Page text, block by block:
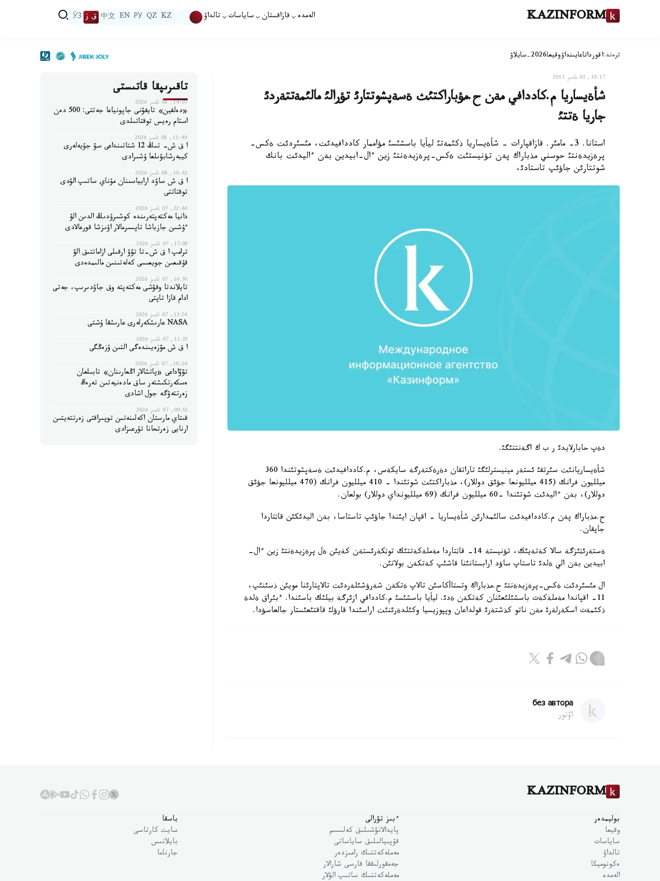
KAZINFORM الەمدە قازاقستان ساياسات تالداۋ KZ
QZ
РУ
EN
中文 ق ز ЎЗ
ترەند:اقورداتاعايىنداۋوقيعا2026-سايلاۋ
10:17, 03 مامىر 2011
شأةيساريا م.كاددافي مةن ح.مؤباراكتئث ةسةپشوتتارئ تؤرالئ مالئمةتتةردئ
جاريا ةتتئ
استانا. 3- مامئر. قازاقپارات - شأةيساريا ذكئمةتئ ليأيا باسشئسئ مؤاممار كاددافيدئث، مئسئردئث ةكس-
پرةزيدةنتئ حوسني مذباراك پةن تؤنيستئث ةكس-پرةزيدةنتئ زين ءال-ابيدين بةن ءاليدئث بانك
شوتتارئن جاؤئپ تاستادئ،
دةپ حابارلايدئ ر ب ك اگةنتتئگئ.
شأةيساريانئث سئرتقئ ئستةر مينيسترلئگئ تاراتقان دةرةكتةرگة سايكةس، م.كاددافيدئث ةسةپشوتئندا 360
ميلليون فرانك (415 ميلليونعا جؤئق دوللار)، مذباراكتئث شوتئندا - 410 ميلليون فرانك (470 ميلليونعا جؤئق
دوللار)، بةن ءاليدئث شوتئندا -60 ميلليون فرانك (69 ميلليونداي دوللار) بولعان.
ح.مذباراك پةن م.كاددافيدئث سالئمدارئن شأةيساريا - اقپان ايئندا جاؤئپ تاستاسا، بةن اليدئكئن قاثتاردا
جاپقان.
ةستةرئثئزگة سالا كةتةيئك، تؤنيستة 14- قاثتاردا مةملةكةتتئك توثكةرئستةن كةيئن ةل پرةزيدةنتئ زين ءال-
ابيدين بةن الي ةلدئ تاستاپ ساؤد ارابستانئنا قاشئپ كةتكةن بولاتئن.
ال مئسئردئث ةكس-پرةزيدةنتئ ح.مذباراك وتستاأكاسئن تالاپ ةتكةن شةرؤشئلةردئث تالاپتارئنا مويئن ذسئنئپ،
11- اقپاندا مةملةكةت باسشئلئعئنان كةتكةن ةدئ. ليأيا باسشئسئ م.كاددافي ازئرگة بيلئك باسئندا. ءبئراق ةلدة
ذكئمةت اسكةرلةرئ مةن ناتو كذشتةرئ قولداعان وپپوزيسيا وكئلدةرئنئث اراسئندا قارؤلئ قاقتئعئستار جالعاسؤدا.
без автора
اۆتور
تاقىرىپقا قاتىستى
14:07, 08 تامىز 2026
«دەلفين» تايفۋنى جاپونياعا جەتتى: 500 دەن
استام رەيس توقتاتىلدى
11:40, 08 تامىز 2026
ا ق ش- تىڭ 12 شتاتىنداعى سۋ جۇيەلەرى
كيبەرشابۋىلعا ۇشىرادى
10:42, 08 تامىز 2026
ا ق ش ساۋد ارابياسىنان مۇناي ساتىپ الۋدى
توقتاتتى
22:46, 07 تامىز 2026
دانيا مەكتەپتەرىندە كوشىرۋدىڭ الدىن الۋ
ءۇشىن جازباشا تاپسىرمالار اۋىزشا قورعالادى
17:08, 07 تامىز 2026
ترامپ ا ق ش-تا تۋۋ ارقىلى ازاماتتىق الۋ
قۇقىعىن جويعىسى كەلەتىنىن مالىمدەدى
16:30, 07 تامىز 2026
تايلاندتا وقۋشى مەكتەپتە وق جاۋدىرىپ، جەتى
ادام قازا تاپتى
13:24, 07 تامىز 2026
NASA عارىشكەرلەرى عارىشقا ۇشتى
11:25, 07 تامىز 2026
ا ق ش مۋزەيىندەگى التىن ۇزەڭگى
10:24, 07 تامىز 2026
تۋۆاداعى «پاتشالار اڭعارىنان» تابىلعان
ەسكەرتكىشتەر ساق مادەنيەتىن تەرەڭ
زەرتتەۋگە جول اشادى
09:52, 07 تامىز 2026
قىتاي مارستان اكەلىنەتىن توپىراقتى زەرتتەيتىن
ارنايى زەرتحانا تۇرعىزادى
KAZINFORM
بوليمدەر
وقيعا
ساياسات
تالداۋ
ەكونوميكا
الەمدە
ءبىز تۋرالى
پايدالانۋشىلىق كەلىسىم
قۇپىيالىلىق ساياساتى
مەملەكەتتىك رامىزدەر
جەمقورلىققا قارسى شارالار
مەملەكەتتىك ساتىپ الۋلار
باسقا
سايت كارتاسى
بايلانىس
جارناما